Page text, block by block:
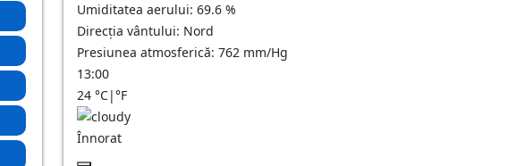
Umiditatea aerului: 69.6 %
Direcția vântului: Nord
Presiunea atmosferică: 762 mm/Hg
13:00
24 °C|°F
Înnorat